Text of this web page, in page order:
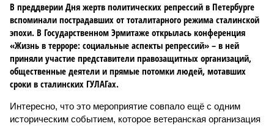
В преддверии Дня жертв политических репрессий в Петербурге
вспоминали пострадавших от тоталитарного режима сталинской
эпохи. В Государственном Эрмитаже открылась конференция
«Жизнь в терроре: социальные аспекты репрессий» – в ней
приняли участие представители правозащитных организаций,
общественные деятели и прямые потомки людей, мотавших
сроки в сталинских ГУЛАГах.
Интересно, что это мероприятие совпало ещё с одним
историческим событием, которое ветеранская организация